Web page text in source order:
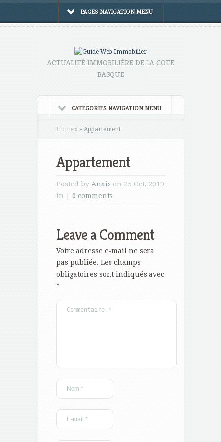
PAGES NAVIGATION MENU
ACTUALITÉ IMMOBILIÈRE DE LA COTE
BASQUE
CATEGORIES NAVIGATION MENU
Home » » Appartement
Appartement
Posted by Anais on 25 Oct, 2019
in | 0 comments
Leave a Comment
Votre adresse e-mail ne sera
pas publiée. Les champs
obligatoires sont indiqués avec
*